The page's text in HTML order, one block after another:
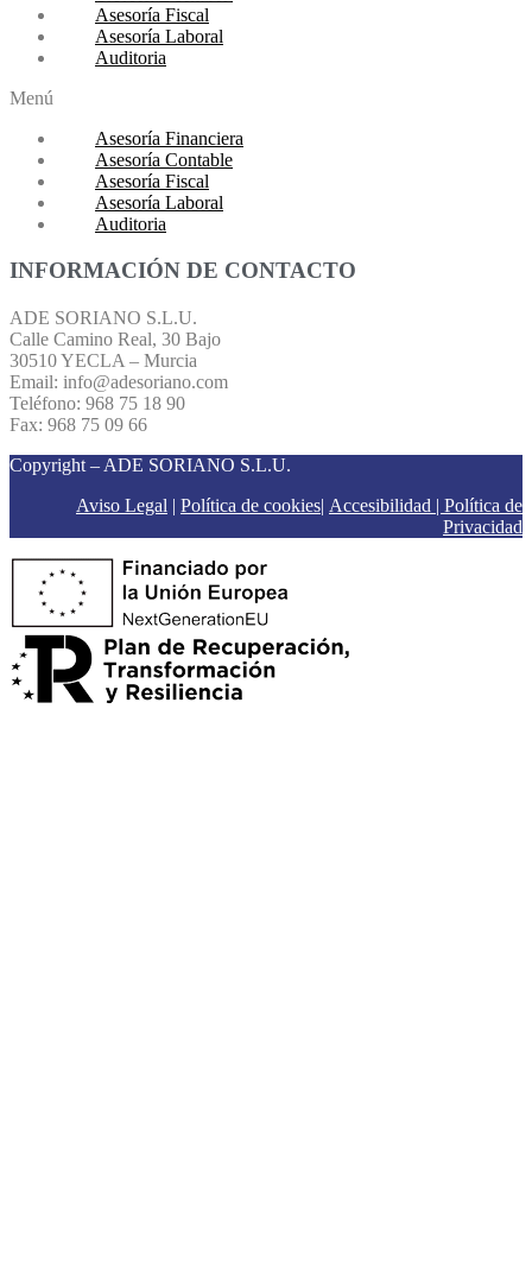
Asesoría Fiscal
Asesoría Laboral
Auditoria
Menú
Asesoría Financiera
Asesoría Contable
Asesoría Fiscal
Asesoría Laboral
Auditoria
INFORMACIÓN DE CONTACTO
ADE SORIANO S.L.U.
Calle Camino Real, 30 Bajo
30510 YECLA – Murcia
Email: info@adesoriano.com
Teléfono: 968 75 18 90
Fax: 968 75 09 66
Copyright – ADE SORIANO S.L.U.
Aviso Legal | Política de cookies| Accesibilidad | Política de
Privacidad